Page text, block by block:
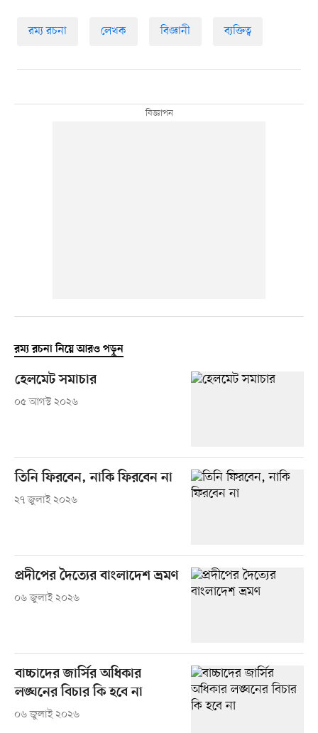
রম্য রচনা লেখক বিজ্ঞানী ব্যক্তিত্ব
রম্য রচনা নিয়ে আরও পড়ুন
হেলমেট সমাচার
০৫ আগস্ট ২০২৬
তিনি ফিরবেন, নাকি ফিরবেন না
২৭ জুলাই ২০২৬
প্রদীপের দৈত্যের বাংলাদেশ ভ্রমণ
০৬ জুলাই ২০২৬
বাচ্চাদের জার্সির অধিকার
লঙ্ঘনের বিচার কি হবে না
০৬ জুলাই ২০২৬